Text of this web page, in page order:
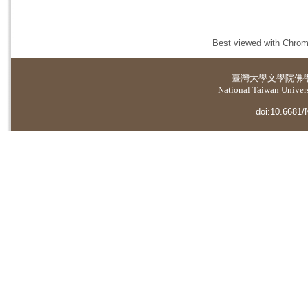
Best viewed with
臺灣大學文學院佛
National Taiwan
doi:10.6681/